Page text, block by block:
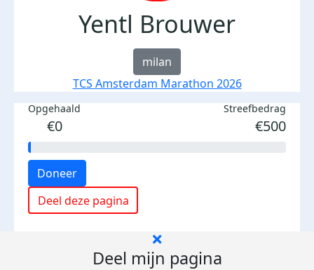
Yentl Brouwer
milan
TCS Amsterdam Marathon 2026
Opgehaald
€0
Streefbedrag
€500
Doneer
Deel deze pagina
Deel mijn pagina